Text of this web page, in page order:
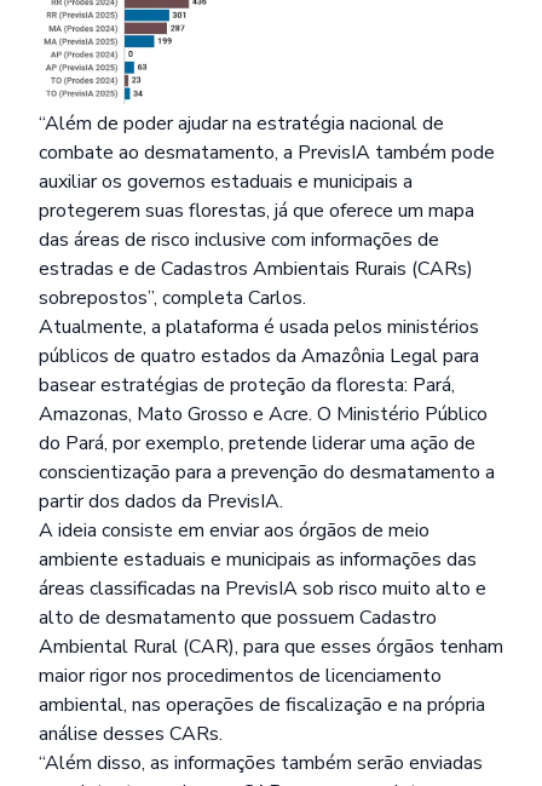
“Além de poder ajudar na estratégia nacional de
combate ao desmatamento, a PrevisIA também pode
auxiliar os governos estaduais e municipais a
protegerem suas florestas, já que oferece um mapa
das áreas de risco inclusive com informações de
estradas e de Cadastros Ambientais Rurais (CARs)
sobrepostos”, completa Carlos.
Atualmente, a plataforma é usada pelos ministérios
públicos de quatro estados da Amazônia Legal para
basear estratégias de proteção da floresta: Pará,
Amazonas, Mato Grosso e Acre. O Ministério Público
do Pará, por exemplo, pretende liderar uma ação de
conscientização para a prevenção do desmatamento a
partir dos dados da PrevisIA.
A ideia consiste em enviar aos órgãos de meio
ambiente estaduais e municipais as informações das
áreas classificadas na PrevisIA sob risco muito alto e
alto de desmatamento que possuem Cadastro
Ambiental Rural (CAR), para que esses órgãos tenham
maior rigor nos procedimentos de licenciamento
ambiental, nas operações de fiscalização e na própria
análise desses CARs.
“Além disso, as informações também serão enviadas